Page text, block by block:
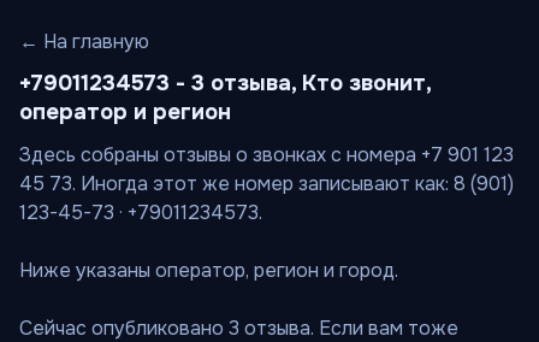
← На главную
+79011234573 - 3 отзыва, Кто звонит,
оператор и регион
Здесь собраны отзывы о звонках с номера +7 901 123
45 73. Иногда этот же номер записывают как: 8 (901)
123-45-73 · +79011234573.
Ниже указаны оператор, регион и город.
Сейчас опубликовано 3 отзыва. Если вам тоже